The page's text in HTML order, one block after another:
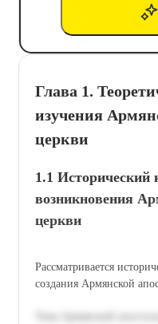
Глава 1.
изучения
церкви
1.1 Исторический
возникновения
церкви
Рассматривается
создания Армянской